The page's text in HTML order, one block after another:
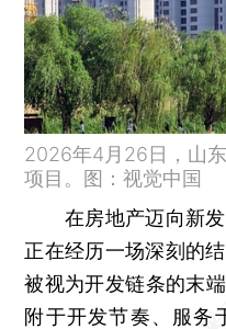
2026年4月26日，山
项目。图：视觉中国
在房地产迈向新发
正在经历一场深刻的
被视为开发链条的末
附于开发节奏、服务